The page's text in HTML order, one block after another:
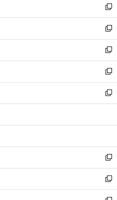
く
で
開
く
ド
ウ
で
開
く
ィ
ン
ド
ウ
で
開
く
新
し
い
ウ
ィ
ン
ド
ウ
で
開
新
し
い
ウ
ィ
ン
ド
ウ
開
新
し
い
ウ
ィ
ン
ウ
開
く
新
し
い
ウ
ン
ウ
で
開
く
新
し
ウ
ン
ド
ウ
で
開
新
し
い
ウ
新
し